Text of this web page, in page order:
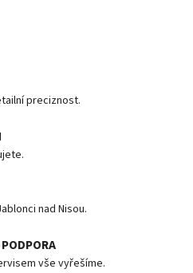
preciznost.
nad Nisou.
vše vyřešíme.